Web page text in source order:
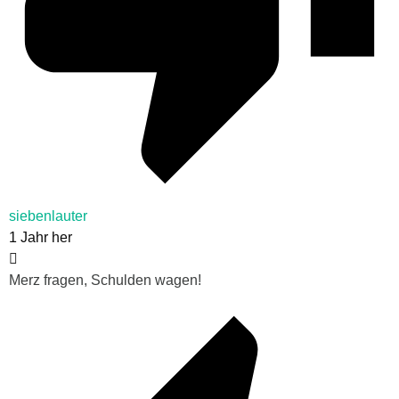
siebenlauter
1 Jahr her
Merz fragen, Schulden wagen!